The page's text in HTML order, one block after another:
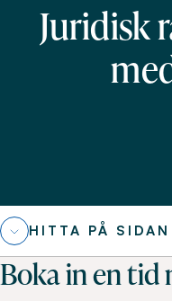
Juridisk
HITTA PÅ SIDAN
Boka in en tid